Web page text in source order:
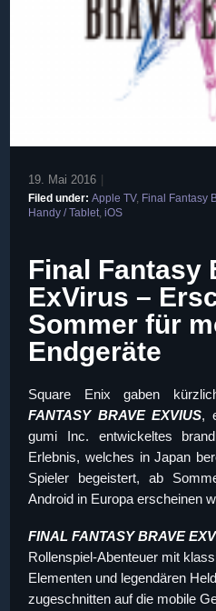
19. Mai 2016
Filed under: Apple TV, Final Fantasy
Handy / Tablet, iOS
Final Fantasy
ExVirus –
Sommer für
Endgeräte
Square Enix gaben
FANTASY BRAVE EXVIUS,
gumi Inc. entwickeltes
Erlebnis, welches in Japan
Spieler begeistert, ab
Android in Europa erscheinen
FINAL FANTASY BRAVE
Rollenspiel-Abenteuer mit
Elementen und legendären
zugeschnitten auf die mobile